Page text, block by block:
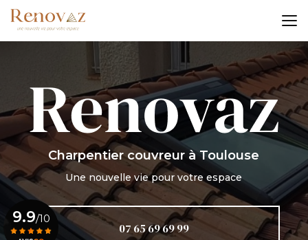
Aller
au
contenu
principal
Charpentier couvreur à Toulouse
Une nouvelle vie pour votre espace
07 65 69 69 99
9.9/10